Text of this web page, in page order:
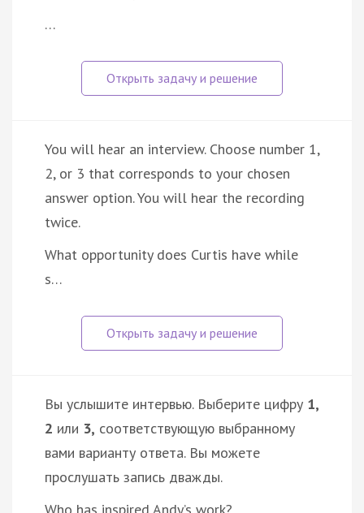
…
You will hear an interview. Choose number 1,
2, or 3 that corresponds to your chosen
answer option. You will hear the recording
twice.
What opportunity does Curtis have while
s…
Вы услышите интервью. Выберите цифру 1,
2 или 3, соответствующую выбранному
вами варианту ответа. Вы можете
прослушать запись дважды.
Who has inspired Andy’s work?